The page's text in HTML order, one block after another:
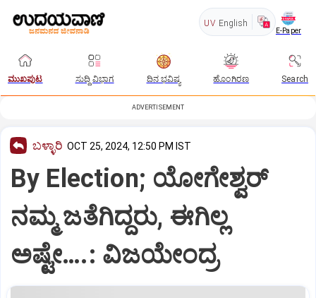
UV English
E-Paper
ಮುಖಪುಟ ಸುದ್ದಿ ವಿಭಾಗ ದಿನ ಭವಿಷ್ಯ ಹೊಂಗಿರಣ Search
ADVERTISEMENT
ಬಳ್ಳಾರಿ OCT 25, 2024, 12:50 PM IST
By Election; ಯೋಗೇಶ್ವರ್‌
ನಮ್ಮ ಜತೆಗಿದ್ದರು, ಈಗಿಲ್ಲ
ಅಷ್ಟೇ….: ವಿಜಯೇಂದ್ರ